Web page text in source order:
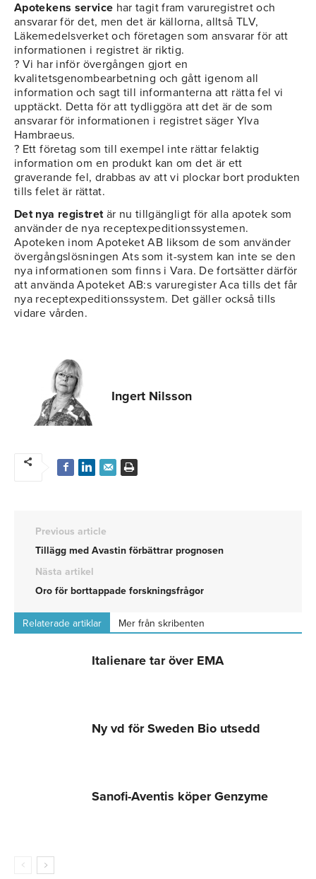
Apotekens service har tagit fram varuregistret och
ansvarar för det, men det är källorna, alltså TLV,
Läkemedelsverket och företagen som ansvarar för att
informationen i registret är riktig.
? Vi har inför övergången gjort en
kvalitetsgenombearbetning och gått igenom all
information och sagt till informanterna att rätta fel vi
upptäckt. Detta för att tydliggöra att det är de som
ansvarar för informationen i registret säger Ylva
Hambraeus.
? Ett företag som till exempel inte rättar felaktig
information om en produkt kan om det är ett
graverande fel, drabbas av att vi plockar bort produkten
tills felet är rättat.
Det nya registretär nu tillgängligt för alla apotek som
använder de nya receptexpeditionssystemen.
Apoteken inom Apoteket AB liksom de som använder
övergångslösningen Ats som it-system kan inte se den
nya informationen som finns i Vara. De fortsätter därför
att använda Apoteket AB:s varuregister Aca tills det får
nya receptexpeditionssystem. Det gäller också tills
vidare vården.
Ingert Nilsson
Previous article
Tillägg med Avastin förbättrar prognosen
Nästa artikel
Oro för borttappade forskningsfrågor
Relaterade artiklar Mer från skribenten
Italienare tar över EMA
Ny vd för Sweden Bio utsedd
Sanofi-Aventis köper Genzyme